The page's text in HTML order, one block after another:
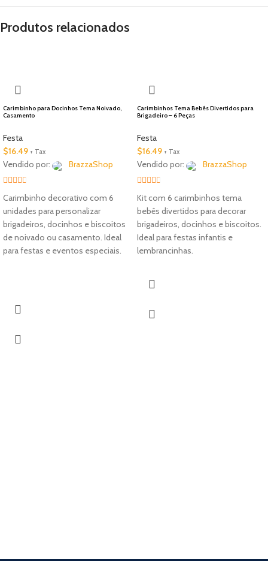
Produtos relacionados
Carimbinho para Docinhos Tema Noivado,
Casamento
Festa
$16.49 + Tax
Vendido por: BrazzaShop
2.33
out of
5
Carimbinho decorativo com 6
unidades para personalizar
brigadeiros, docinhos e biscoitos
de noivado ou casamento. Ideal
para festas e eventos especiais.
Carimbinhos Tema Bebês Divertidos para
Brigadeiro – 6 Peças
Festa
$16.49 + Tax
Vendido por: BrazzaShop
2.33
out of
5
Kit com 6 carimbinhos tema
bebês divertidos para decorar
brigadeiros, docinhos e biscoitos.
Ideal para festas infantis e
lembrancinhas.